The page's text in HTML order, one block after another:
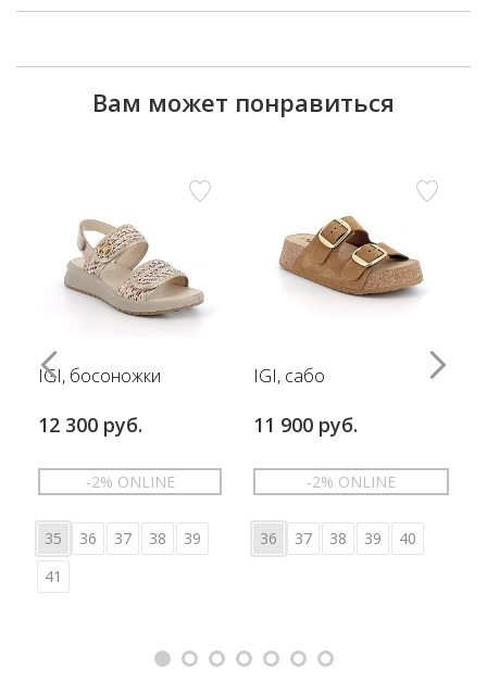
Вам может понравиться
IGI, босоножки
12 300 руб.
-2% ONLINE
35 36 37 38
39
41
IGI, сабо
11 900 руб.
-2% ONLINE
36 37 38 39 40